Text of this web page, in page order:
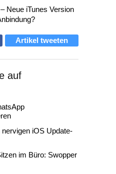
Neue iTunes Version
Artikel tweeten
auf
iOS Update-
im Büro: Swopper